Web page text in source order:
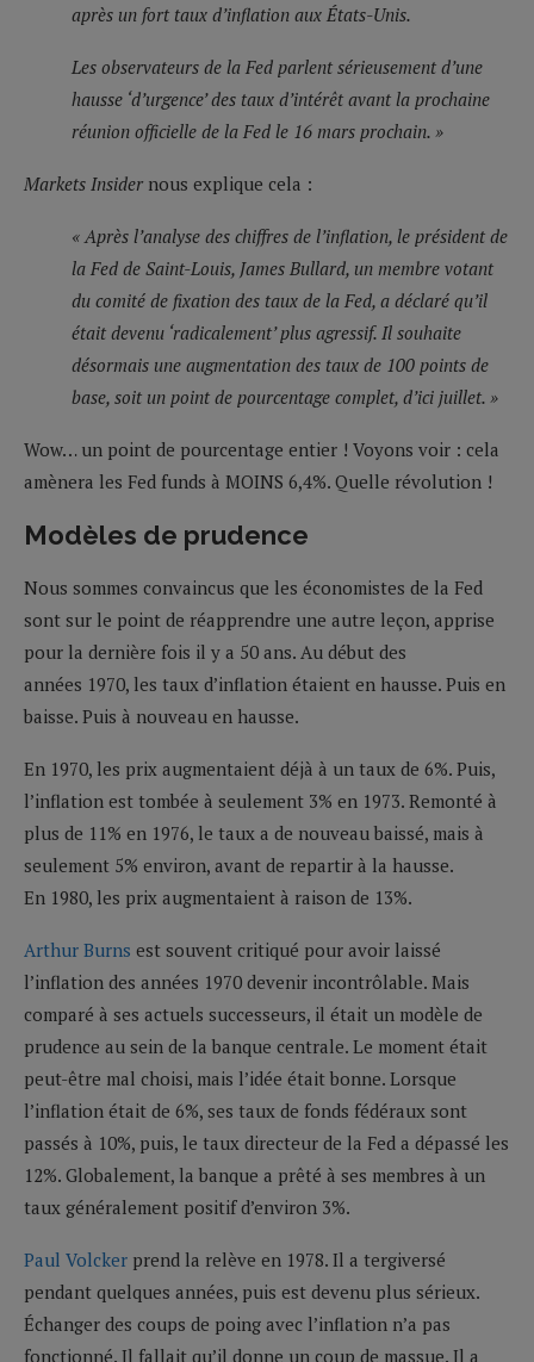
après un fort taux d’inflation aux États-Unis.
Les observateurs de la Fed parlent sérieusement d’une
hausse ‘d’urgence’ des taux d’intérêt avant la prochaine
réunion officielle de la Fed le 16 mars prochain. »
Markets Insider nous explique cela :
« Après l’analyse des chiffres de l’inflation, le président de
la Fed de Saint-Louis, James Bullard, un membre votant
du comité de fixation des taux de la Fed, a déclaré qu’il
était devenu ‘radicalement’ plus agressif. Il souhaite
désormais une augmentation des taux de 100 points de
base, soit un point de pourcentage complet, d’ici juillet. »
Wow… un point de pourcentage entier ! Voyons voir : cela
amènera les Fed funds à MOINS 6,4%. Quelle révolution !
Modèles de prudence
Nous sommes convaincus que les économistes de la Fed
sont sur le point de réapprendre une autre leçon, apprise
pour la dernière fois il y a 50 ans. Au début des
années 1970, les taux d’inflation étaient en hausse. Puis en
baisse. Puis à nouveau en hausse.
En 1970, les prix augmentaient déjà à un taux de 6%. Puis,
l’inflation est tombée à seulement 3% en 1973. Remonté à
plus de 11% en 1976, le taux a de nouveau baissé, mais à
seulement 5% environ, avant de repartir à la hausse.
En 1980, les prix augmentaient à raison de 13%.
Arthur Burns est souvent critiqué pour avoir laissé
l’inflation des années 1970 devenir incontrôlable. Mais
comparé à ses actuels successeurs, il était un modèle de
prudence au sein de la banque centrale. Le moment était
peut-être mal choisi, mais l’idée était bonne. Lorsque
l’inflation était de 6%, ses taux de fonds fédéraux sont
passés à 10%, puis, le taux directeur de la Fed a dépassé les
12%. Globalement, la banque a prêté à ses membres à un
taux généralement positif d’environ 3%.
Paul Volcker prend la relève en 1978. Il a tergiversé
pendant quelques années, puis est devenu plus sérieux.
Échanger des coups de poing avec l’inflation n’a pas
fonctionné. Il fallait qu’il donne un coup de massue. Il a